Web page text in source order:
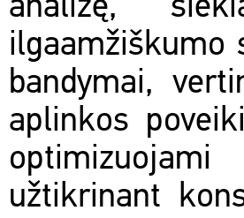
analizę,
ilgaamžiškumo
bandymai,
aplinkos
užtikrinant